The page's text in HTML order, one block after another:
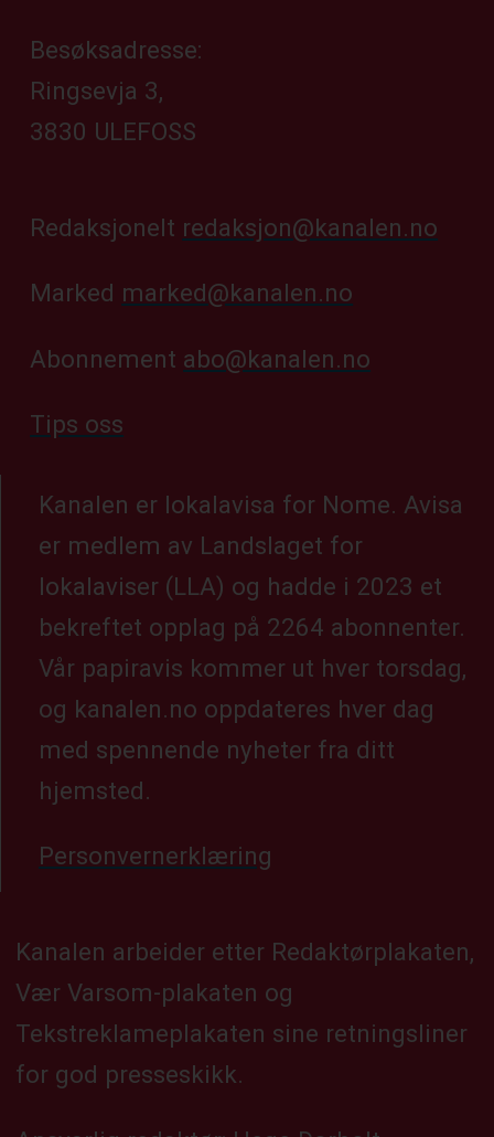
Besøksadresse:
Ringsevja 3,
3830 ULEFOSS
Redaksjonelt redaksjon@kanalen.no
Marked marked@kanalen.no
Abonnement abo@kanalen.no
Tips oss
Kanalen er lokalavisa for Nome. Avisa
er medlem av Landslaget for
lokalaviser (LLA) og hadde i 2023 et
bekreftet opplag på 2264 abonnenter.
Vår papiravis kommer ut hver torsdag,
og kanalen.no oppdateres hver dag
med spennende nyheter fra ditt
hjemsted.
Personvernerklæring
Kanalen arbeider etter Redaktørplakaten,
Vær Varsom-plakaten og
Tekstreklameplakaten sine retningsliner
for god presseskikk.